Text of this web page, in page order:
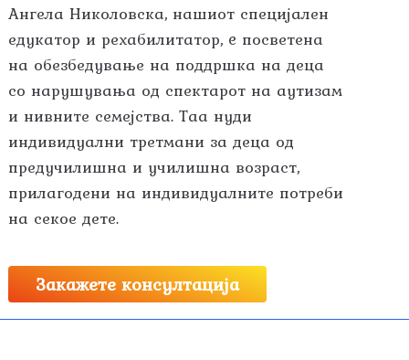
Ангела Николовска, нашиот специјален
едукатор и рехабилитатор, e посветена
на обезбедување на поддршка на деца
со нарушувања од спектарот на аутизам
и нивните семејства. Таа нуди
индивидуални третмани за деца од
предучилишна и училишна возраст,
прилагодени на индивидуалните потреби
на секое дете.
Закажете консултација